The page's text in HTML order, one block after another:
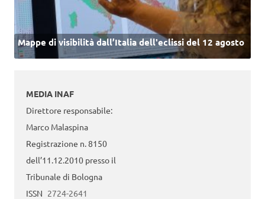
Mappe di visibilità dall’Italia dell'eclissi del 12 agosto
MEDIA INAF
Direttore responsabile:
Marco Malaspina
Registrazione n. 8150
dell’11.12.2010 presso il
Tribunale di Bologna
ISSN 2724-2641